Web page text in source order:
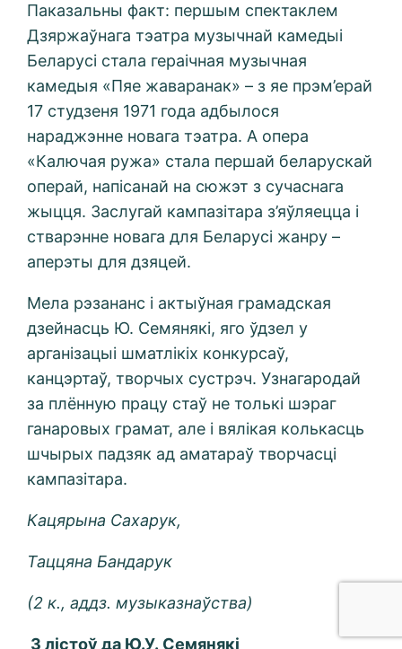
Паказальны факт: першым спектаклем
Дзяржаўнага тэатра музычнай камедыі
Беларусі стала гераічная музычная
камедыя «Пяе жаваранак» – з яе прэм’ерай
17 студзеня 1971 года адбылося
нараджэнне новага тэатра. А опера
«Калючая ружа» стала першай беларускай
операй, напісанай на сюжэт з сучаснага
жыцця. Заслугай кампазітара з’яўляецца і
стварэнне новага для Беларусі жанру –
аперэты для дзяцей.
Мела рэзананс і актыўная грамадская
дзейнасць Ю. Семянякі, яго ўдзел у
арганізацыі шматлікіх конкурсаў,
канцэртаў, творчых сустрэч. Узнагародай
за плённую працу стаў не толькі шэраг
ганаровых грамат, але і вялікая колькасць
шчырых падзяк ад аматараў творчасці
кампазітара.
Кацярына Сахарук,
Таццяна Бандарук
(2 к., аддз. музыказнаўства)
З лістоў да Ю.У. Семянякі